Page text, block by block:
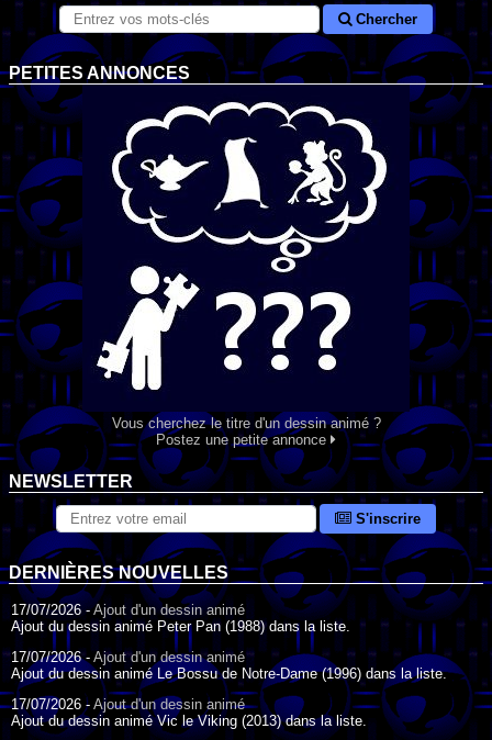
Chercher
PETITES ANNONCES
Vous cherchez le titre d'un dessin animé ?
Postez une petite annonce
NEWSLETTER
S'inscrire
DERNIÈRES NOUVELLES
17/07/2026 -Ajout d'un dessin animé
Ajout du dessin animé Peter Pan (1988) dans la liste.
17/07/2026 - Ajout d'un dessin animé
Ajout du dessin animé Le Bossu de Notre-Dame (1996) dans la liste.
17/07/2026 - Ajout d'un dessin animé
Ajout du dessin animé Vic le Viking (2013) dans la liste.